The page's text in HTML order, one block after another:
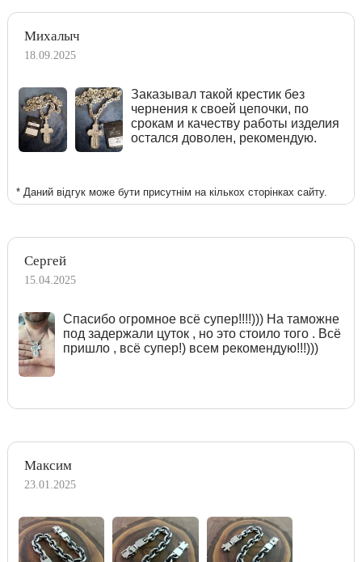
Михалыч
18.09.2025
Заказывал такой крестик без
чернения к своей цепочки, по
срокам и качеству работы изделия
остался доволен, рекомендую.
* Даний відгук може бути присутнім на кількох сторінках сайту.
Сергей
15.04.2025
Спасибо огромное всё супер!!!!))) На таможне
под задержали цуток , но это стоило того . Всё
пришло , всё супер!) всем рекомендую!!!)))
Максим
23.01.2025